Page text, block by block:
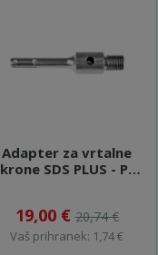
Adapter za vrtalne
krone SDS PLUS - P-
19,00 € 20,74 €
Vaš prihranek: 1,74 €